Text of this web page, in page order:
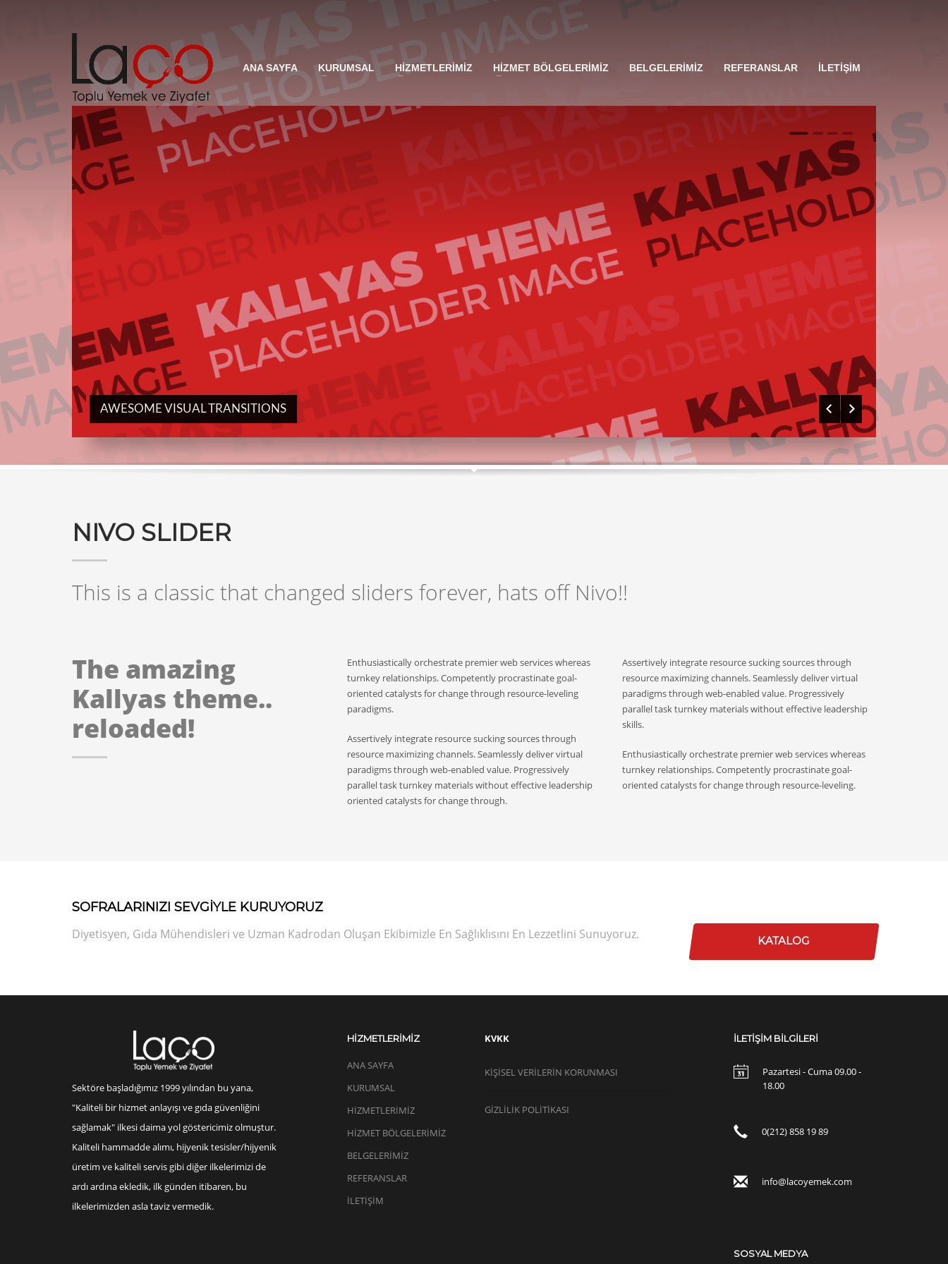
ANA SAYFA KURUMSAL HİZMETLERİMİZ HİZMET BÖLGELERİMİZ BELGELERİMİZ REFERANSLAR İLETİŞİM
AWESOME VISUAL TRANSITIONS
1 2 3
NIVO SLIDER
This is a classic that changed sliders forever, hats off Nivo!!
The amazing
Kallyas theme..
reloaded!
Enthusiastically orchestrate premier web services whereas
turnkey relationships. Competently procrastinate goal-
oriented catalysts for change through resource-leveling
paradigms.
Assertively integrate resource sucking sources through
resource maximizing channels. Seamlessly deliver virtual
paradigms through web-enabled value. Progressively
parallel task turnkey materials without effective leadership
oriented catalysts for change through.
Assertively integrate resource sucking sources through
resource maximizing channels. Seamlessly deliver virtual
paradigms through web-enabled value. Progressively
parallel task turnkey materials without effective leadership
skills.
Enthusiastically orchestrate premier web services whereas
turnkey relationships. Competently procrastinate goal-
oriented catalysts for change through resource-leveling.
SOFRALARINIZI SEVGİYLE KURUYORUZ
Diyetisyen, Gıda Mühendisleri ve Uzman Kadrodan Oluşan Ekibimizle En Sağlıklısını En Lezzetlini Sunuyoruz.
KATALOG
Sektöre başladığımız 1999 yılından bu yana,
"Kaliteli bir hizmet anlayışı ve gıda güvenliğini
sağlamak" ilkesi daima yol göstericimiz olmuştur.
Kaliteli hammadde alımı, hijyenik tesisler/hijyenik
üretim ve kaliteli servis gibi diğer ilkelerimizi de
ardı ardına ekledik, ilk günden itibaren, bu
ilkelerimizden asla taviz vermedik.
HİZMETLERİMİZ
ANA SAYFA
KURUMSAL
HİZMETLERİMİZ
HİZMET BÖLGELERİMİZ
BELGELERİMİZ
REFERANSLAR
İLETİŞİM
KVKK
KIŞISEL VERILERIN KORUNMASI
GİZLİLİK POLİTİKASI
İLETİŞİM BİLGİLERİ
Pazartesi - Cuma 09.00 -
18.00
0(212) 858 19 89
info@lacoyemek.com
SOSYAL MEDYA